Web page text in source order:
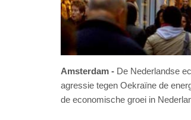
Amsterdam
De Nederlandse
agressie tegen Oekraïne de
de economische groei in